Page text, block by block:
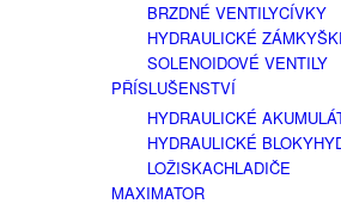
BRZDNÉ VENTILYCÍVKY
HYDRAULICKÉ ZÁMKY
SOLENOIDOVÉ VENTILY
PŘÍSLUŠENSTVÍ
HYDRAULICKÉ
HYDRAULICKÉ BLOKY
LOŽISKACHLADIČE
MAXIMATOR